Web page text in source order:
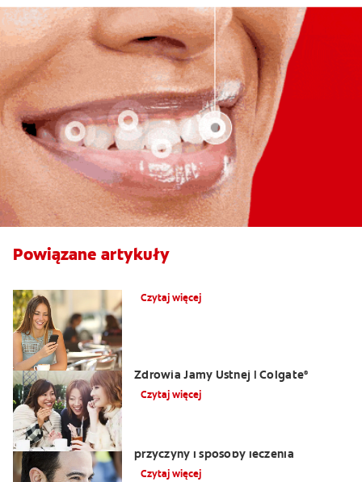
Powiązane artykuły
Czytaj więcej
Zdrowia Jamy Ustnej | Colgate®
Czytaj więcej
przyczyny i sposoby leczenia
Czytaj więcej